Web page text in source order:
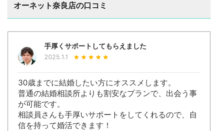
オーネット奈良店の口コミ
手厚くサポートしてもらえました
2025.1.1
30歳までに結婚したい方にオススメします。
普通の結婚相談所よりも割安なプランで、出会う事
が可能です。
相談員さんも手厚いサポートをしてくれるので、自
信を持って婚活できます！